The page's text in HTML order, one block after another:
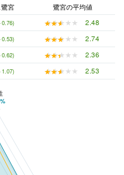
宮
鷺宮の平均値
0.76) ★★★★★
★★★★★
2.48
0.53) ★★★★★
★★★★★
2.74
0.62) ★★★★★
★★★★★
2.36
1.07) ★★★★★
★★★★★ 2.53
値の総合評価の比較